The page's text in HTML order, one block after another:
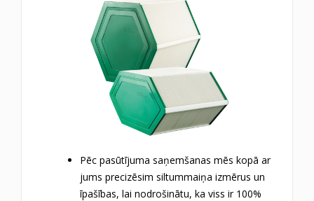
Pēc pasūtījuma saņemšanas mēs kopā ar
jums precizēsim siltummaiņa izmērus un
īpašības, lai nodrošinātu, ka viss ir 100%